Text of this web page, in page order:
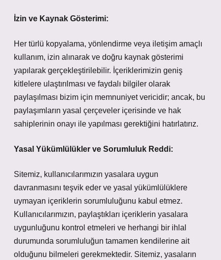
İzin ve Kaynak Gösterimi:
Her türlü kopyalama, yönlendirme veya iletişim amaçlı
kullanım, izin alınarak ve doğru kaynak gösterimi
yapılarak gerçekleştirilebilir. İçeriklerimizin geniş
kitlelere ulaştırılması ve faydalı bilgiler olarak
paylaşılması bizim için memnuniyet vericidir; ancak, bu
paylaşımların yasal çerçeveler içerisinde ve hak
sahiplerinin onayı ile yapılması gerektiğini hatırlatırız.
Yasal Yükümlülükler ve Sorumluluk Reddi:
Sitemiz, kullanıcılarımızın yasalara uygun
davranmasını teşvik eder ve yasal yükümlülüklere
uymayan içeriklerin sorumluluğunu kabul etmez.
Kullanıcılarımızın, paylaştıkları içeriklerin yasalara
uygunluğunu kontrol etmeleri ve herhangi bir ihlal
durumunda sorumluluğun tamamen kendilerine ait
olduğunu bilmeleri gerekmektedir. Sitemiz, yasaların